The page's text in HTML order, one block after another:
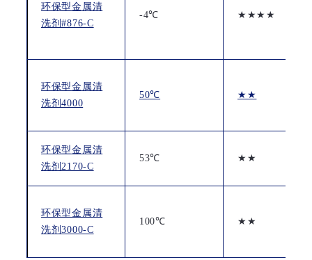
环保型金属清
洗剂#876-C
-4℃ ★★★★
环保型金属清
洗剂4000
50℃ ★★
环保型金属清
洗剂2170-C
53℃ ★★
环保型金属清
洗剂3000-C
100℃ ★★